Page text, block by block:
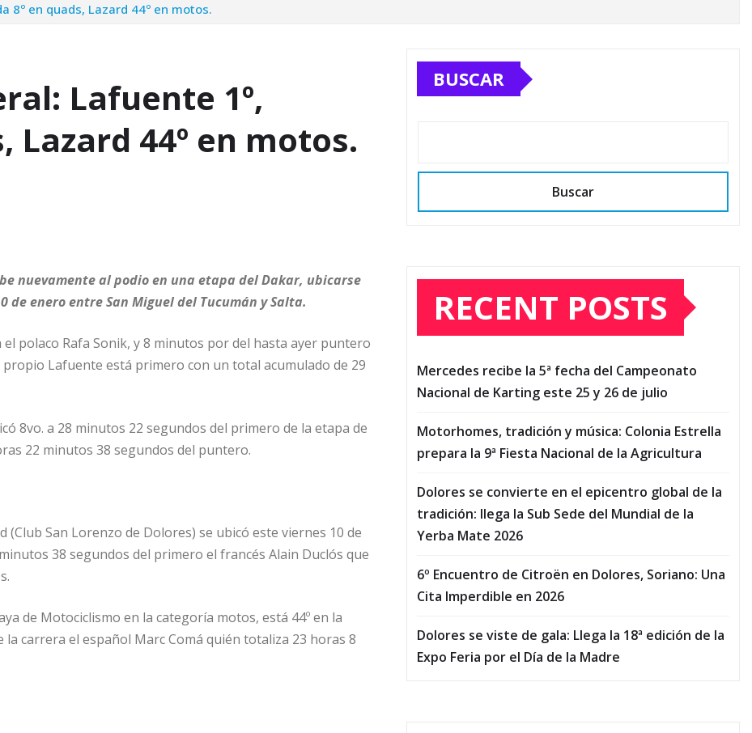
8º en quads, Lazard 44º en motos.
Lafuente 1º,
Lazard 44º en motos.
nuevamente al podio en una etapa del Dakar, ubicarse
enero entre San Miguel del Tucumán y Salta.
polaco Rafa Sonik, y 8 minutos por del hasta ayer puntero
propio Lafuente está primero con un total acumulado de 29
8vo. a 28 minutos 22 segundos del primero de la etapa de
22 minutos 38 segundos del puntero.
San Lorenzo de Dolores) se ubicó este viernes 10 de
38 segundos del primero el francés Alain Duclós que
de Motociclismo en la categoría motos, está 44º en la
carrera el español Marc Comá quién totaliza 23 horas 8
BUSCAR
Buscar
RECENT POSTS
Mercedes recibe la 5ª fecha del Campeonato
Nacional de Karting este 25 y 26 de julio
Motorhomes, tradición y música: Colonia Estrella
prepara la 9ª Fiesta Nacional de la Agricultura
Dolores se convierte en el epicentro global de la
tradición: llega la Sub Sede del Mundial de la
Yerba Mate 2026
6º Encuentro de Citroën en Dolores, Soriano: Una
Cita Imperdible en 2026
Dolores se viste de gala: Llega la 18ª edición de la
Expo Feria por el Día de la Madre